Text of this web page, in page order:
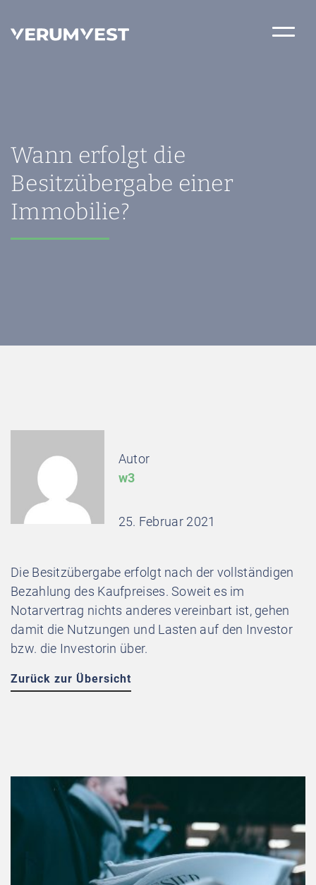
Wann erfolgt die
Besitzübergabe einer
Immobilie?
Autor
w3
25. Februar 2021
Die Besitzübergabe erfolgt nach der vollständigen
Bezahlung des Kaufpreises. Soweit es im
Notarvertrag nichts anderes vereinbart ist, gehen
damit die Nutzungen und Lasten auf den Investor
bzw. die Investorin über.
Zurück zur Übersicht